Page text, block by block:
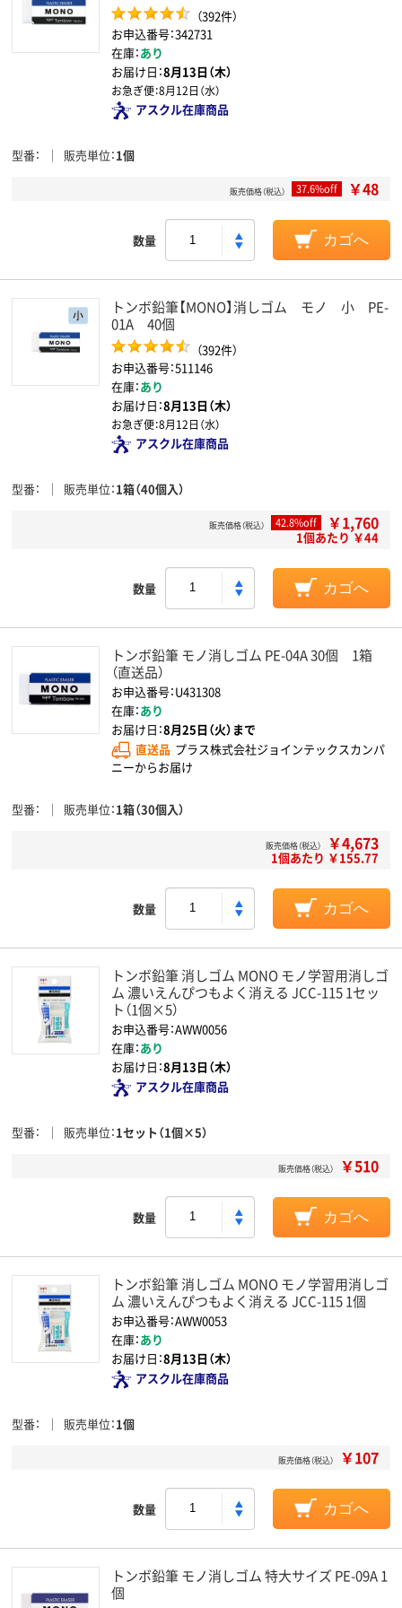
（392件）
お申込番号：342731
在庫：あり
お届け日：8月13日（木）
お急ぎ便：8月12日（水）
アスクル在庫商品
型番 販売単位 1個
販売価格（税込） 37.6%off ￥48
数量 カゴへ
トンボ鉛筆【MONO】消しゴム モノ 小 PE-
01A 40個
（392件）
お申込番号：511146
在庫：あり
お届け日：8月13日（木）
お急ぎ便：8月12日（水）
アスクル在庫商品
型番 販売単位 1箱（40個入）
販売価格（税込） 42.8%off ￥1,760
1個あたり ￥44
数量 カゴへ
トンボ鉛筆 モノ消しゴム PE-04A 30個 1箱
（直送品）
お申込番号：U431308
在庫：あり
お届け日：8月25日（火）まで
直送品 プラス株式会社ジョインテックスカンパ
ニーからお届け
型番 販売単位 1箱（30個入）
販売価格（税込） ￥4,673
1個あたり ￥155.77
数量 カゴへ
トンボ鉛筆 消しゴム MONO モノ学習用消しゴ
ム 濃いえんぴつもよく消える JCC-115 1セッ
ト（1個×5）
お申込番号：AWW0056
在庫：あり
お届け日：8月13日（木）
アスクル在庫商品
型番 販売単位 1セット（1個×5）
販売価格（税込） ￥510
数量 カゴへ
トンボ鉛筆 消しゴム MONO モノ学習用消しゴ
ム 濃いえんぴつもよく消える JCC-115 1個
お申込番号：AWW0053
在庫：あり
お届け日：8月13日（木）
アスクル在庫商品
型番 販売単位 1個
販売価格（税込） ￥107
数量 カゴへ
トンボ鉛筆 モノ消しゴム 特大サイズ PE-09A 1
個